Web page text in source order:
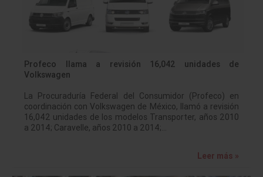
Profeco llama a revisión 16,042 unidades de
Volkswagen
La Procuraduría Federal del Consumidor (Profeco) en
coordinación con Volkswagen de México, llamó a revisión
16,042 unidades de los modelos Transporter, años 2010
a 2014; Caravelle, años 2010 a 2014;…
Leer más »